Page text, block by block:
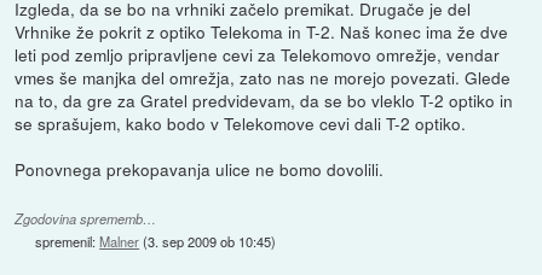
Izgleda, da se bo na vrhniki začelo premikat. Drugače je del
Vrhnike že pokrit z optiko Telekoma in T-2. Naš konec ima že dve
leti pod zemljo pripravljene cevi za Telekomovo omrežje, vendar
vmes še manjka del omrežja, zato nas ne morejo povezati. Glede
na to, da gre za Gratel predvidevam, da se bo vleklo T-2 optiko in
se sprašujem, kako bodo v Telekomove cevi dali T-2 optiko.
Ponovnega prekopavanja ulice ne bomo dovolili.
Zgodovina sprememb…
spremenil:Malner(3. sep 2009 ob 10:45)